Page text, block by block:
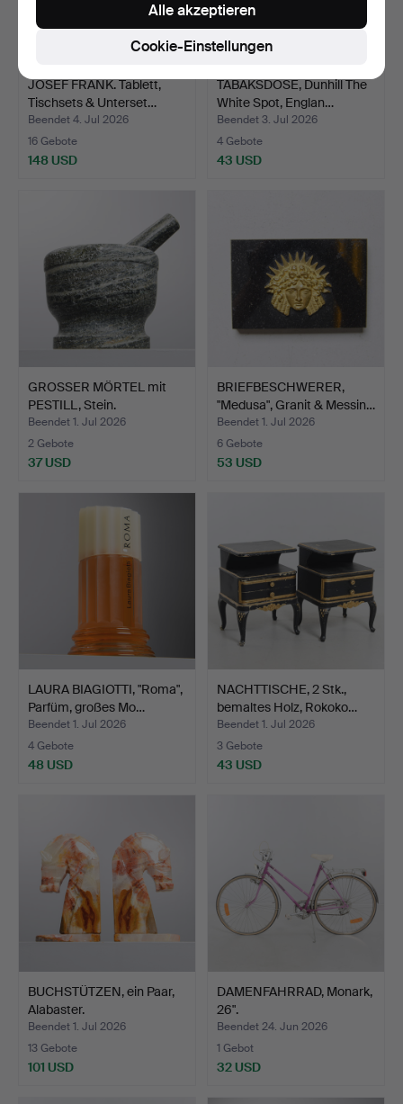
JOSEF FRANK. Tablett,
Tischsets & Unterset…
Beendet 4. Jul 2026
16 Gebote
148 USD
TABAKSDOSE, Dunhill The
White Spot, Englan…
Beendet 3. Jul 2026
4 Gebote
43 USD
GROSSER MÖRTEL mit
PESTILL, Stein.
Beendet 1. Jul 2026
2 Gebote
37 USD
BRIEFBESCHWERER,
"Medusa", Granit & Messin…
Beendet 1. Jul 2026
6 Gebote
53 USD
LAURA BIAGIOTTI, "Roma",
Parfüm, großes Mo…
Beendet 1. Jul 2026
4 Gebote
48 USD
NACHTTISCHE, 2 Stk.,
bemaltes Holz, Rokoko…
Beendet 1. Jul 2026
3 Gebote
43 USD
BUCHSTÜTZEN, ein Paar,
Alabaster.
Beendet 1. Jul 2026
13 Gebote
101 USD
DAMENFAHRRAD, Monark,
26".
Beendet 24. Jun 2026
1 Gebot
32 USD
Cookie-Einstellungen
Alle akzeptieren